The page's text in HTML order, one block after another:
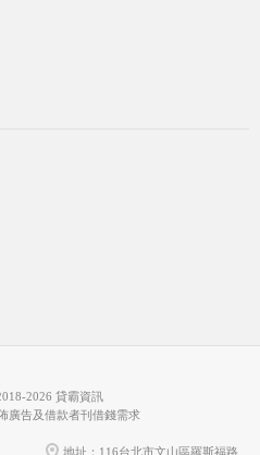
2026 貸霸資訊
廣告及借款者刊借錢需求
地址：116台北市文山區羅斯福路